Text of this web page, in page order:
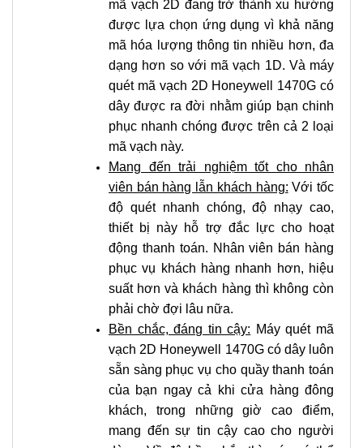
mã vạch 2D đang trở thành xu hướng
được lựa chọn ứng dụng vì khả năng
mã hóa lượng thông tin nhiều hơn, đa
dạng hơn so với mã vạch 1D. Và máy
quét mã vạch 2D Honeywell 1470G có
dây được ra đời nhằm giúp bạn chinh
phục nhanh chóng được trên cả 2 loại
mã vạch này.
Mang đến trải nghiệm tốt cho nhân
viên bán hàng lẫn khách hàng: Với tốc
độ quét nhanh chóng, độ nhạy cao,
thiết bị này hỗ trợ đắc lực cho hoạt
động thanh toán. Nhân viên bán hàng
phục vụ khách hàng nhanh hơn, hiệu
suất hơn và khách hàng thì không còn
phải chờ đợi lâu nữa.
Bền chắc, đáng tin cậy: Máy quét mã
vạch 2D Honeywell 1470G có dây luôn
sẵn sàng phục vụ cho quầy thanh toán
của bạn ngay cả khi cửa hàng đông
khách, trong những giờ cao điểm,
mang đến sự tin cậy cao cho người